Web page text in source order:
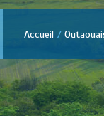
Accueil